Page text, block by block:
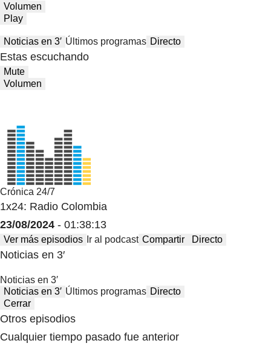
Volumen
Play
Noticias en 3′ Últimos programas Directo
Estas escuchando
Mute
Volumen
Crónica 24/7
1x24: Radio Colombia
23/08/2024 - 01:38:13
Ver más episodios Ir al podcast Compartir Directo
Noticias en 3′
Noticias en 3′
Noticias en 3′ Últimos programas Directo
Cerrar
Otros episodios
Cualquier tiempo pasado fue anterior